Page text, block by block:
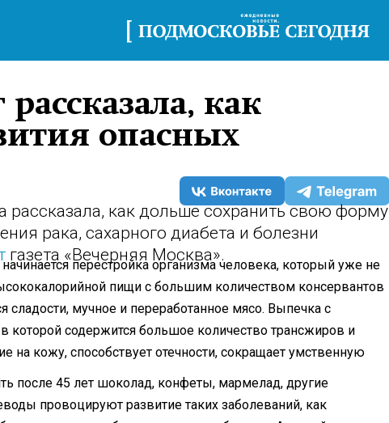
как
опасных
рассказала, как дольше сохранить свою форму
рака, сахарного диабета и болезни
газета «Вечерняя Москва».
перестройка организма человека, который уже не
пищи с большим количеством консервантов
сладости, мучное и переработанное мясо. Выпечка с
содержится большое количество трансжиров и
на кожу, способствует отечности, сокращает умственную
после 45 лет шоколад, конфеты, мармелад, другие
провоцируют развитие таких заболеваний, как